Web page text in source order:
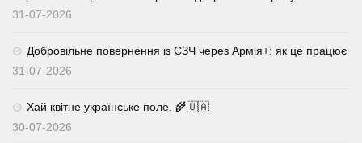
31-07-2026
Добровільне повернення із СЗЧ через Армія+: як це працює
31-07-2026
Хай квітне українське поле. 🌾🇺🇦
30-07-2026